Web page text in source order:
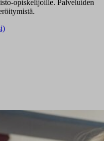
opiskelijoille. Palveluiden